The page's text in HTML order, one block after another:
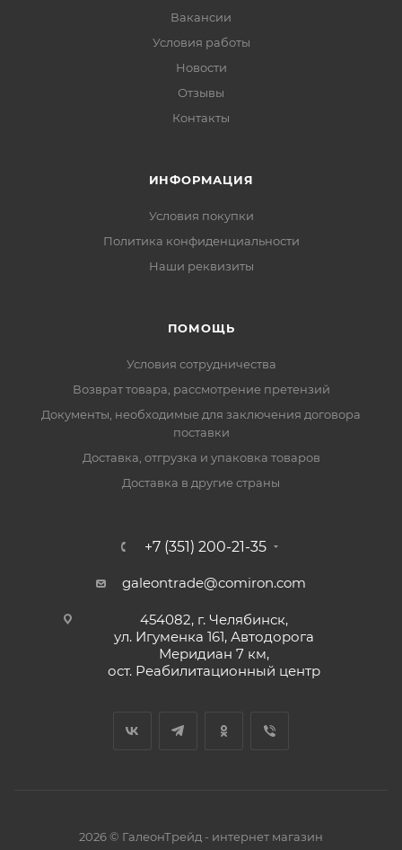
Вакансии
Условия работы
Новости
Отзывы
Контакты
ИНФОРМАЦИЯ
Условия покупки
Политика конфиденциальности
Наши реквизиты
ПОМОЩЬ
Условия сотрудничества
Возврат товара, рассмотрение претензий
Документы, необходимые для заключения договора
поставки
Доставка, отгрузка и упаковка товаров
Доставка в другие страны
+7 (351) 200-21-35
galeontrade@comiron.com
454082, г. Челябинск,
ул. Игуменка 161, Автодорога
Меридиан 7 км,
ост. Реабилитационный центр
2026 © ГалеонТрейд - интернет магазин